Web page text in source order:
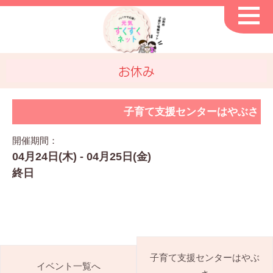
お休み
子育て支援センターはやぶさ
開催期間：
04月24日(木) - 04月25日(金)
終日
イベント一覧へ
子育て支援センターはやぶ